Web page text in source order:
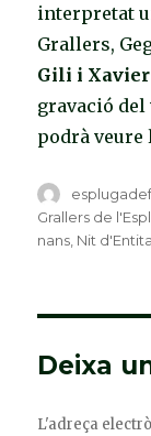
interpretat
Grallers,
Gili i Xavier
gravació del
podrà veure
Autor
Grallers de
nans Nit
Deixa
L'adreça